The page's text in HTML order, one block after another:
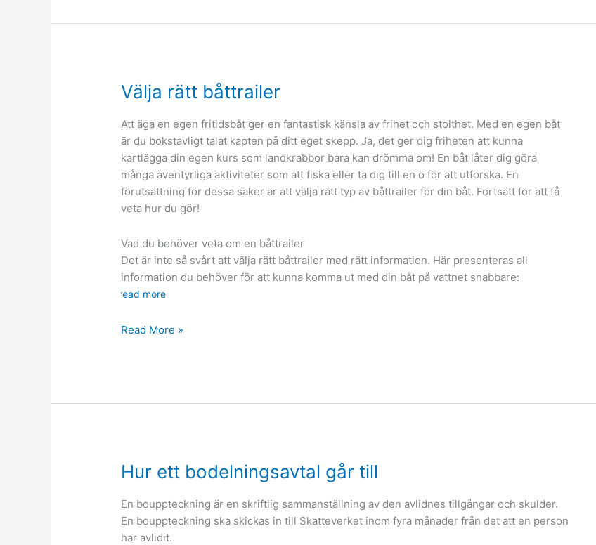
Välja rätt båttrailer
Att äga en egen fritidsbåt ger en fantastisk känsla av frihet och stolthet. Med en egen båt
är du bokstavligt talat kapten på ditt eget skepp. Ja, det ger dig friheten att kunna
kartlägga din egen kurs som landkrabbor bara kan drömma om! En båt låter dig göra
många äventyrliga aktiviteter som att fiska eller ta dig till en ö för att utforska. En
förutsättning för dessa saker är att välja rätt typ av båttrailer för din båt. Fortsätt för att få
veta hur du gör!
Vad du behöver veta om en båttrailer
Det är inte så svårt att välja rätt båttrailer med rätt information. Här presenteras all
information du behöver för att kunna komma ut med din båt på vattnet snabbare:
read more
Välja
Read More »
Hur ett bodelningsavtal går till
En bouppteckning är en skriftlig sammanställning av den avlidnes tillgångar och skulder.
En bouppteckning ska skickas in till Skatteverket inom fyra månader från det att en person
har avlidit.